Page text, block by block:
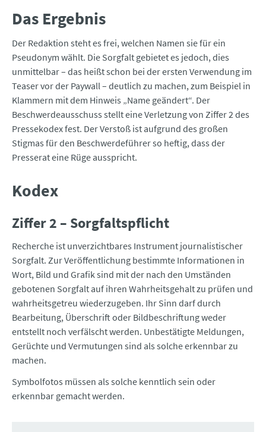
Das Ergebnis
Der Redaktion steht es frei, welchen Namen sie für ein
Pseudonym wählt. Die Sorgfalt gebietet es jedoch, dies
unmittelbar – das heißt schon bei der ersten Verwendung im
Teaser vor der Paywall – deutlich zu machen, zum Beispiel in
Klammern mit dem Hinweis „Name geändert“. Der
Beschwerdeausschuss stellt eine Verletzung von Ziffer 2 des
Pressekodex fest. Der Verstoß ist aufgrund des großen
Stigmas für den Beschwerdeführer so heftig, dass der
Presserat eine Rüge ausspricht.
Kodex
Ziffer 2 – Sorgfaltspflicht
Recherche ist unverzichtbares Instrument journalistischer
Sorgfalt. Zur Veröffentlichung bestimmte Informationen in
Wort, Bild und Grafik sind mit der nach den Umständen
gebotenen Sorgfalt auf ihren Wahrheitsgehalt zu prüfen und
wahrheitsgetreu wiederzugeben. Ihr Sinn darf durch
Bearbeitung, Überschrift oder Bildbeschriftung weder
entstellt noch verfälscht werden. Unbestätigte Meldungen,
Gerüchte und Vermutungen sind als solche erkennbar zu
machen.
Symbolfotos müssen als solche kenntlich sein oder
erkennbar gemacht werden.